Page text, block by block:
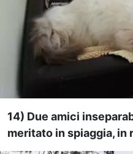
14) Due amici
meritato in spiaggia, in